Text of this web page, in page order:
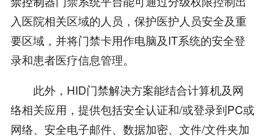
入医院相关区域的人员，保护医护人员安全及重
要区域，并将门禁卡用作电脑及IT系统的安全登
录和患者医疗信息管理。
此外，HID门禁解决方案能结合计算机及网
络相关应用，提供包括安全认证和/或登录到PC或
网络、安全电子邮件、数据加密、文件/文件夹加